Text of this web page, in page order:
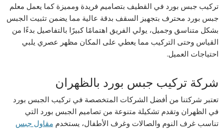
تركيب جبس بورد في القطيف بتصاميم فريدة ومميزة كما يعمل معلم
جبس بورد محترف بتجهيز السقف بدقة عالية مما يضمن تثبيت الجبس
بشكل متناسق وجميل، يولي الفريق اهتمامًا كبيرًا بالتفاصيل بدءًا من
القياس وحتى التركيب مما يعطي على المكان مظهر عصري يلبي
احتياجات العميل.
شركة تركيب جبس بورد بالظهران
تعتبر شركتنا من أفضل الشركات المتخصصة في تركيب الجبس بورد
في الظهران وتقدم تشكيلة متنوعة من تصاميم الجبس بورد التي
تناسب غرف النوم والصالات وغرف الأطفال، يستخدم مقاول جبس